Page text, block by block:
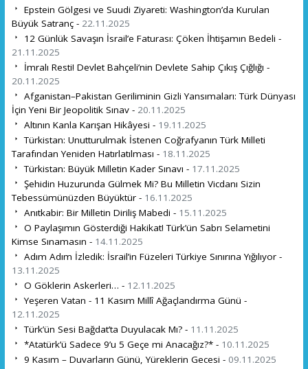
Epstein Gölgesi ve Suudi Ziyareti: Washington’da Kurulan
Büyük Satranç - 22.11.2025
12 Günlük Savaşın İsrail’e Faturası: Çöken İhtişamın Bedeli -
21.11.2025
İmralı Resti! Devlet Bahçeli’nin Devlete Sahip Çıkış Çığlığı -
20.11.2025
Afganistan–Pakistan Geriliminin Gizli Yansımaları: Türk Dünyası
İçin Yeni Bir Jeopolitik Sınav - 20.11.2025
Altının Kanla Karışan Hikâyesi - 19.11.2025
Türkistan: Unutturulmak İstenen Coğrafyanın Türk Milleti
Tarafından Yeniden Hatırlatılması - 18.11.2025
Türkistan: Büyük Milletin Kader Sınavı - 17.11.2025
Şehidin Huzurunda Gülmek Mi? Bu Milletin Vicdanı Sizin
Tebessümünüzden Büyüktür - 16.11.2025
Anıtkabir: Bir Milletin Diriliş Mabedi - 15.11.2025
O Paylaşımın Gösterdiği Hakikat! Türk’ün Sabrı Selametini
Kimse Sınamasın - 14.11.2025
Adım Adım İzledik: İsrail’in Füzeleri Türkiye Sınırına Yığılıyor -
13.11.2025
O Göklerin Askerleri… - 12.11.2025
Yeşeren Vatan - 11 Kasım Millî Ağaçlandırma Günü -
12.11.2025
Türk’ün Sesi Bağdat’ta Duyulacak Mı? - 11.11.2025
*Atatürk’ü Sadece 9’u 5 Geçe mi Anacağız?* - 10.11.2025
9 Kasım – Duvarların Günü, Yüreklerin Gecesi - 09.11.2025